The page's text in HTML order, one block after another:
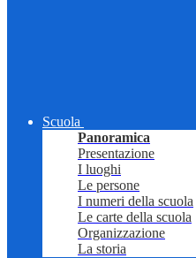
Scuola
Panoramica
Presentazione
I luoghi
Le persone
I numeri della scuola
Le carte della scuola
Organizzazione
La storia